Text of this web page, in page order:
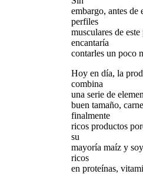
embargo, antes de
perfiles
musculares de
encantaría
contarles un poco
Hoy en día, la
combina
una serie de
buen tamaño,
finalmente
ricos productos
su
mayoría maíz y
ricos
en proteínas,